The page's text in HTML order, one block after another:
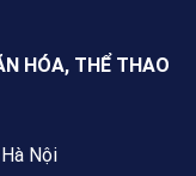
ngoài nước, không
nghề nghiệp hay
HÓA, THỂ THAO
Nội